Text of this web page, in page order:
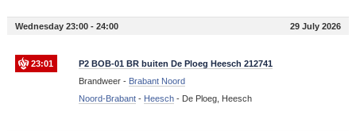
Wednesday 23:00 - 24:00 29 July 2026
23:01
P2 BOB-01 BR buiten De Ploeg Heesch 212741
Brandweer - Brabant Noord
Noord-Brabant- Heesch- De Ploeg, Heesch